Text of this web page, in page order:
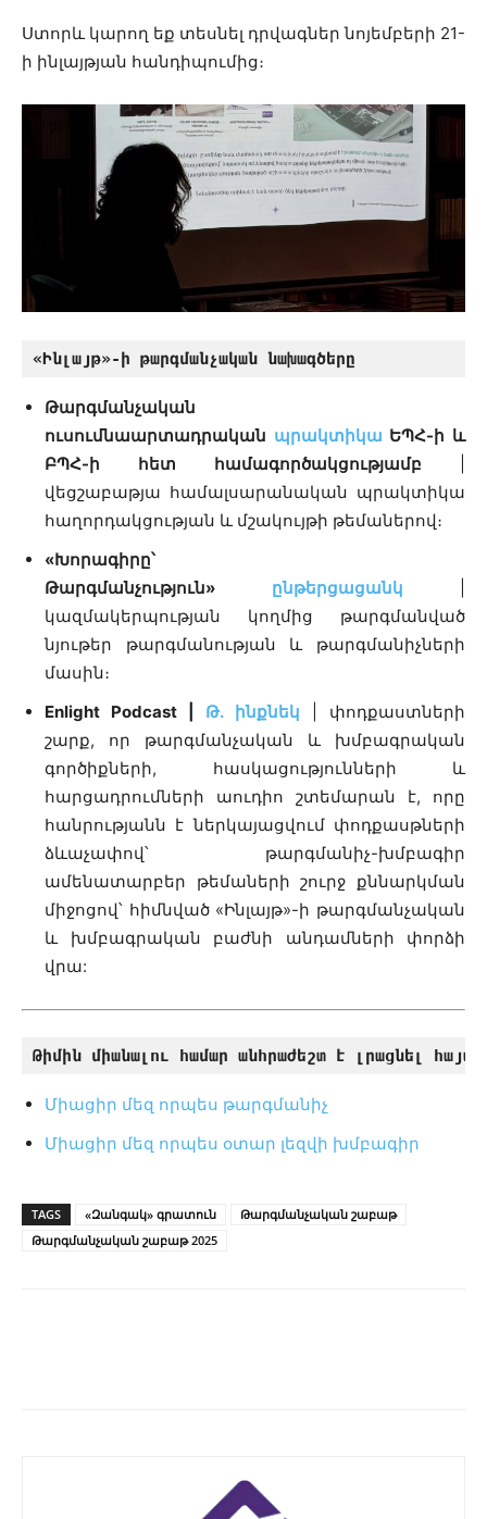
Ստորև կարող եք տեսնել դրվագներ նոյեմբերի 21-
ի ինլայթյան հանդիպումից։
«Ինլայթ»-ի թարգմանչական նախագծերը
Թարգմանչական
ուսումնաարտադրական պրակտիկա ԵՊՀ-ի և
ԲՊՀ-ի հետ համագործակցությամբ
վեցշաբաթյա համալսարանական պրակտիկա
հաղորդակցության և մշակույթի թեմաներով։
«Խորագիրը՝
Թարգմանչություն» ընթերցացանկ
կազմակերպության կողմից թարգմանված
նյութեր թարգմանության և թարգմանիչների
մասին։
Enlight Podcast | Թ․ ինքնեկ | փոդքաստների
շարք, որ թարգմանչական և խմբագրական
գործիքների, հասկացությունների և
հարցադրումների աուդիո շտեմարան է, որը
հանրությանն է ներկայացվում փոդքասթների
ձևաչափով՝ թարգմանիչ-խմբագիր
ամենատարբեր թեմաների շուրջ քննարկման
միջոցով՝ հիմնված «Ինլայթ»-ի թարգմանչական
և խմբագրական բաժնի անդամների փորձի
վրա:
Թիմին միանալու համար անհրաժեշտ է լրացնել
Միացիր մեզ որպես թարգմանիչ
Միացիր մեզ որպես օտար լեզվի խմբագիր
TAGS «Զանգակ» գրատուն
Թարգմանչական շաբաթ
Թարգմանչական շաբաթ 2025